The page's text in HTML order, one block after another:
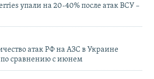
упали на 20-40% после атак ВСУ –
атак РФ на АЗС в Украине
по сравнению с июнем